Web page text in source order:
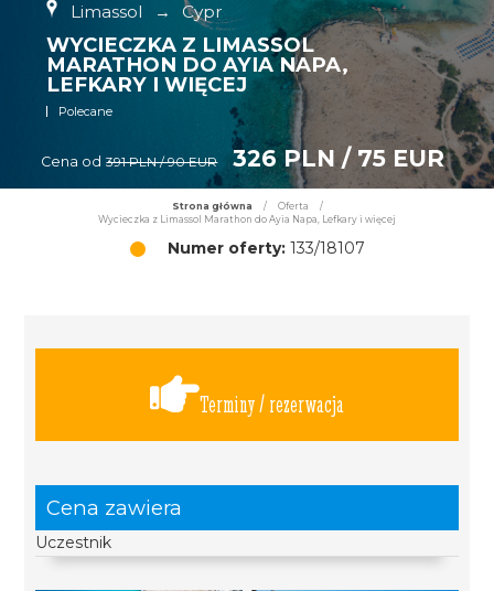
Limassol → Cypr
WYCIECZKA Z LIMASSOL
MARATHON DO AYIA NAPA,
LEFKARY I WIĘCEJ
Polecane
Cena od 391 PLN / 90 EUR 326 PLN / 75 EUR
Strona główna / Oferta
/
Wycieczka z Limassol Marathon do Ayia Napa, Lefkary i więcej
Numer oferty:133/18107
Terminy / rezerwacja
Cena zawiera
Uczestnik